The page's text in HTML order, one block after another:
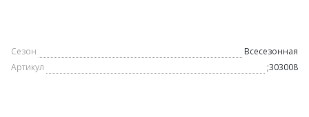
Сезон
Всесезонная
Артикул
;303008